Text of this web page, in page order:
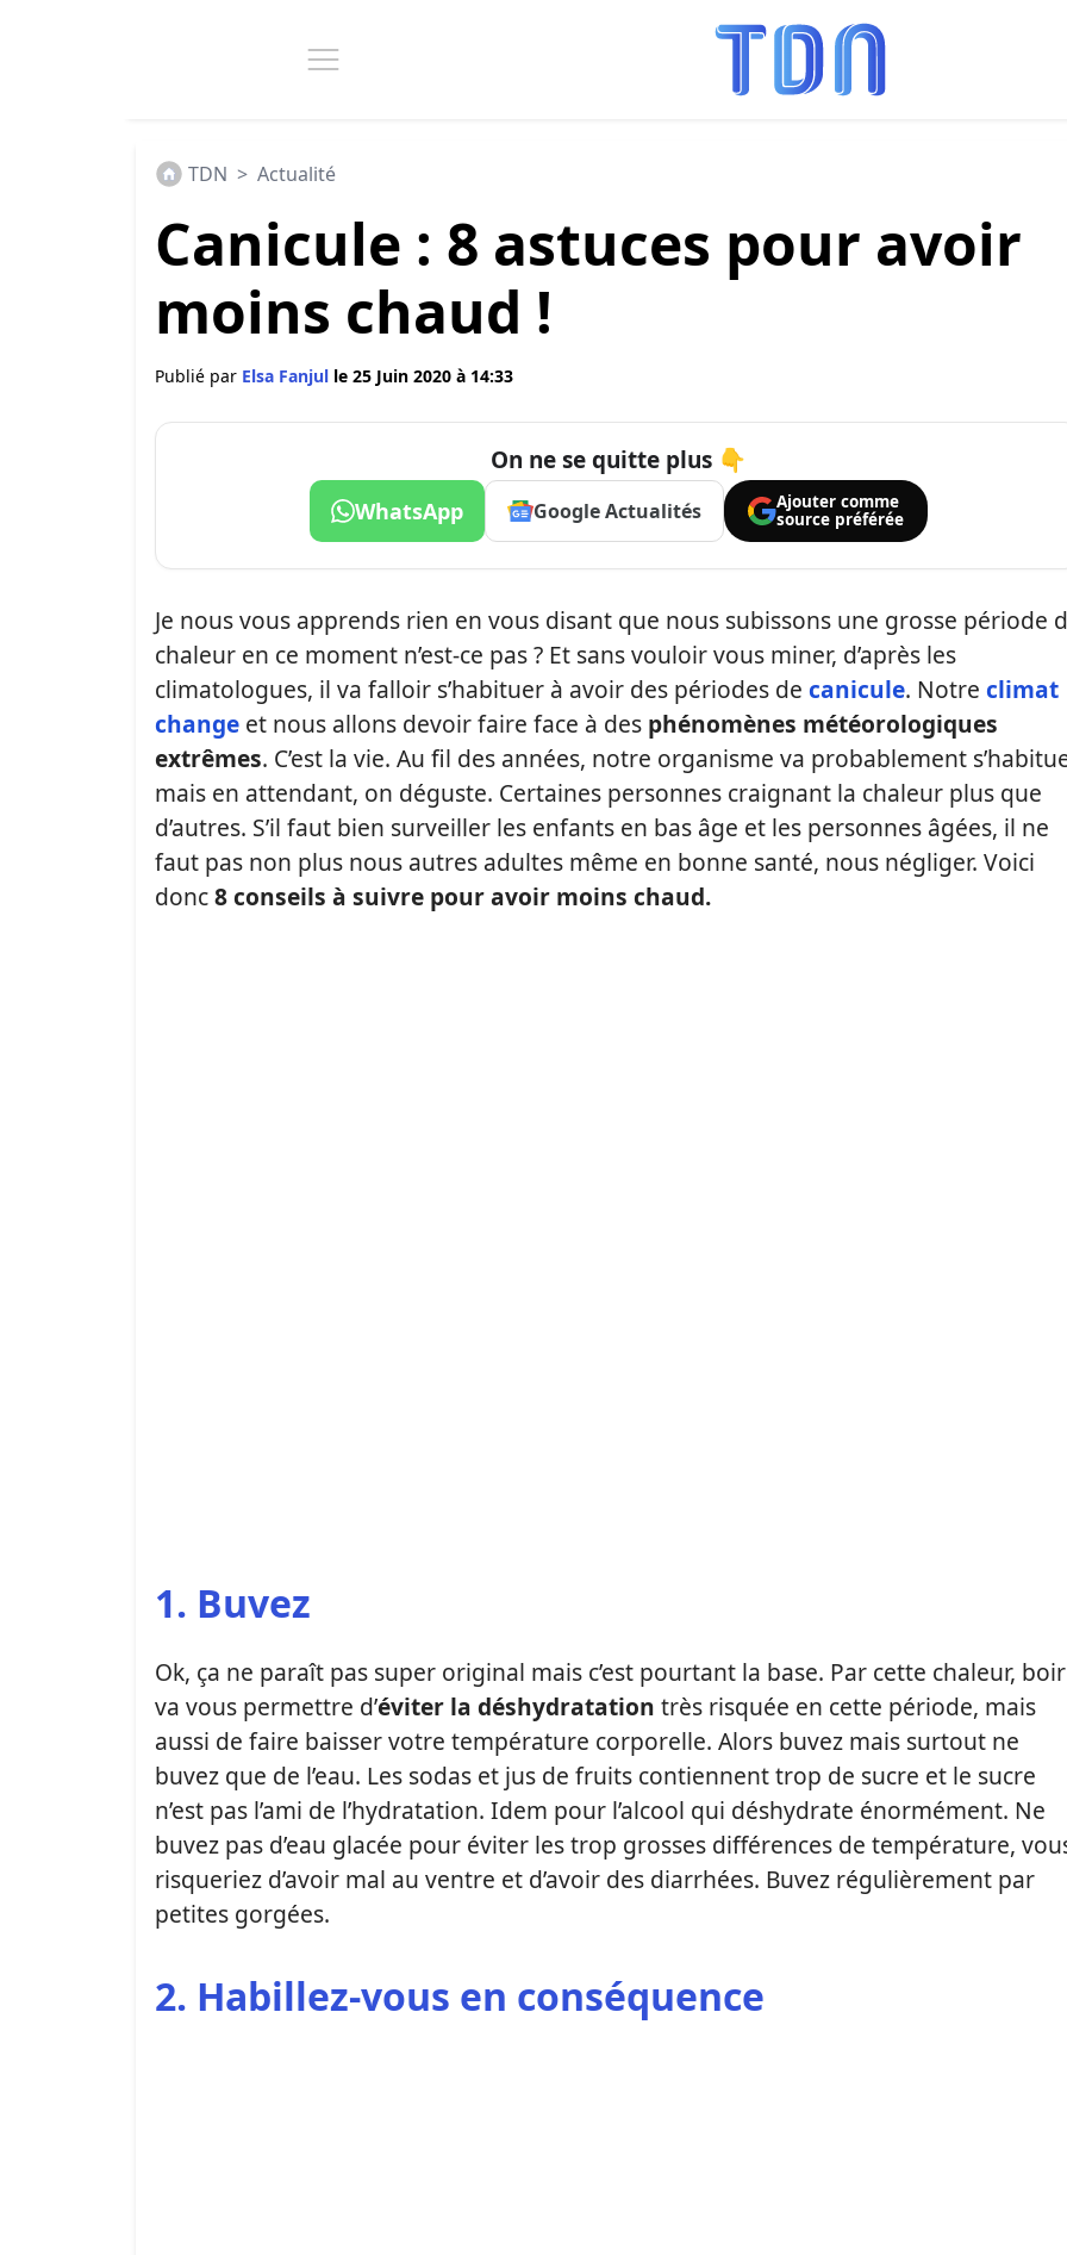
TDN > Actualité
Canicule : 8 astuces pour avoir
moins chaud !
Publié par Elsa Fanjul le 25 Juin 2020 à 14:33
On ne se quitte plus 👇
WhatsApp Google Actualités
Ajouter comme
source préférée
Je nous vous apprends rien en vous disant que nous subissons une grosse période
chaleur en ce moment n’est-ce pas ? Et sans vouloir vous miner, d’après les
climatologues, il va falloir s’habituer à avoir des périodes de canicule. Notre climat
change et nous allons devoir faire face à des phénomènes météorologiques
extrêmes. C’est la vie. Au fil des années, notre organisme va probablement
mais en attendant, on déguste. Certaines personnes craignant la chaleur plus que
d’autres. S’il faut bien surveiller les enfants en bas âge et les personnes âgées, il ne
faut pas non plus nous autres adultes même en bonne santé, nous négliger. Voici
donc8 conseils à suivre pour avoir moins chaud.
1. Buvez
Ok, ça ne paraît pas super original mais c’est pourtant la base. Par cette chaleur,
va vous permettre d’éviter la déshydratation très risquée en cette période, mais
aussi de faire baisser votre température corporelle. Alors buvez mais surtout ne
buvez que de l’eau. Les sodas et jus de fruits contiennent trop de sucre et le sucre
n’est pas l’ami de l’hydratation. Idem pour l’alcool qui déshydrate énormément. Ne
buvez pas d’eau glacée pour éviter les trop grosses différences de température,
risqueriez d’avoir mal au ventre et d’avoir des diarrhées. Buvez régulièrement par
petites gorgées.
2. Habillez-vous en conséquence